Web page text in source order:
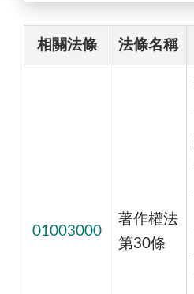
相關法條 法條名稱
01003000
著作權法
第30條